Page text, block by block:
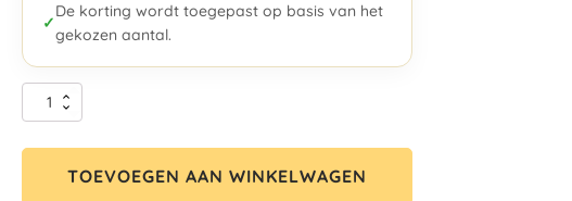
✓
De korting wordt toegepast op basis van het
gekozen aantal.
TOEVOEGEN AAN WINKELWAGEN